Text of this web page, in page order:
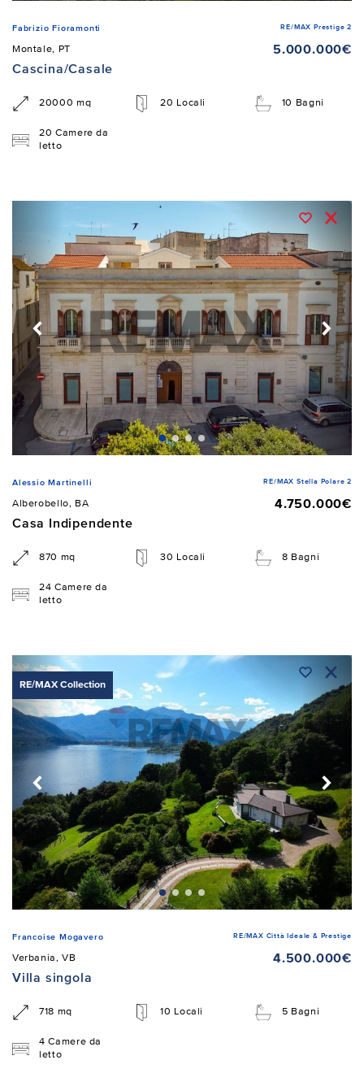
Fabrizio Fioramonti RE/MAX Prestige 2
Montale, PT
5.000.000€
Cascina/Casale
20000 mq 20 Locali 10 Bagni
20 Camere da
letto
Alessio Martinelli RE/MAX Stella Polare 2
Alberobello, BA
4.750.000€
Casa Indipendente
870 mq 30 Locali 8 Bagni
24 Camere da
letto
RE/MAX Collection
Francoise Mogavero RE/MAX Città Ideale & Prestige
Verbania, VB
4.500.000€
Villa singola
718 mq 10 Locali 5 Bagni
4 Camere da
letto